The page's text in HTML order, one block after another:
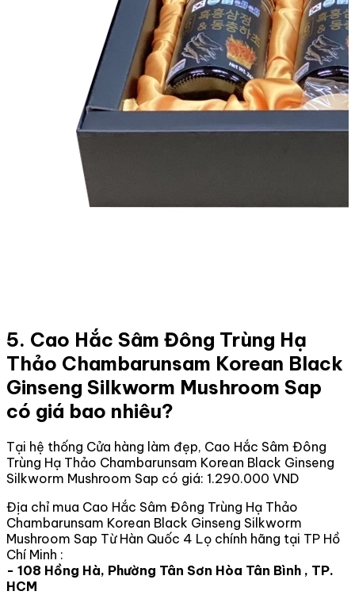
5. Cao Hắc Sâm Đông Trùng Hạ
Thảo Chambarunsam Korean Black
Ginseng Silkworm Mushroom Sap
có giá bao nhiêu?
Tại hệ thống Cửa hàng làm đẹp, Cao Hắc Sâm Đông
Trùng Hạ Thảo Chambarunsam Korean Black Ginseng
Silkworm Mushroom Sap có giá: 1.290.000 VND
Địa chỉ mua Cao Hắc Sâm Đông Trùng Hạ Thảo
Chambarunsam Korean Black Ginseng Silkworm
Mushroom Sap Từ Hàn Quốc 4 Lọ chính hãng tại TP Hồ
Chí Minh :
- 108 Hồng Hà, Phường Tân Sơn Hòa Tân Bình , TP.
HCM